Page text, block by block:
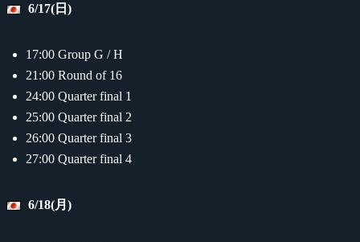
6/17(日)
17:00 Group G / H
21:00 Round of 16
24:00 Quarter final 1
25:00 Quarter final 2
26:00 Quarter final 3
27:00 Quarter final 4
6/18(月)